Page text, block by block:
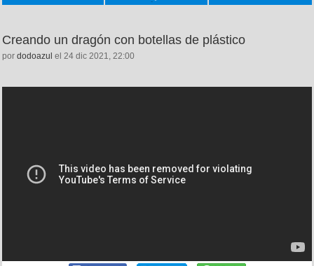
Creando un dragón con botellas de plástico
por dodoazul el 24 dic 2021, 22:00